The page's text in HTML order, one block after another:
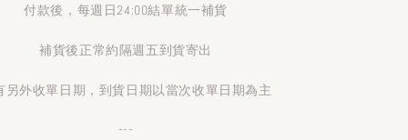
付款後，每週日24:00結單統一補貨
補貨後正常約隔週五到貨寄出
另外收單日期，到貨日期以當次收單日期為主
---